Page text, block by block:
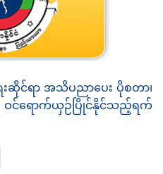
င်ရာ အသိပညာပေး ပိုစတာ၊
ဝင်ရောက်ယှဉ်ပြိုင်နိုင်သည့်ရက်